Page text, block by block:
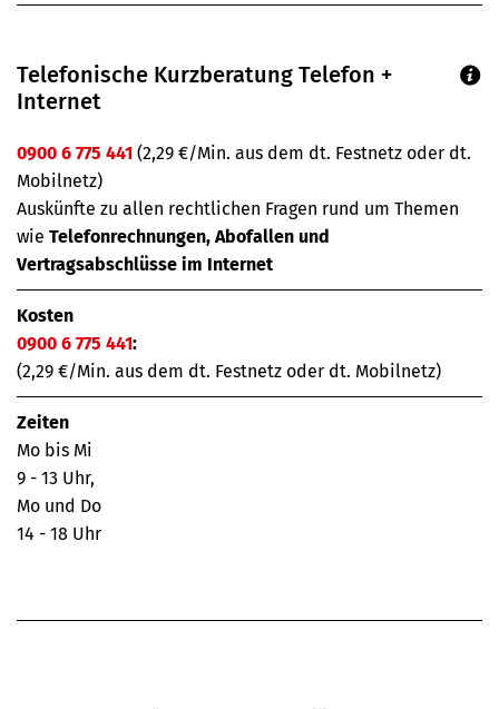
Telefonische Kurzberatung Telefon +
Internet
0900 6 775 441 (2,29 €/Min. aus dem dt. Festnetz oder dt.
Mobilnetz)
Auskünfte zu allen rechtlichen Fragen rund um Themen
wie Telefonrechnungen, Abofallen und
Vertragsabschlüsse im Internet
Kosten
0900 6 775 441:
(2,29 €/Min. aus dem dt. Festnetz oder dt. Mobilnetz)
Zeiten
Mo bis Mi
9 - 13 Uhr,
Mo und Do
14 - 18 Uhr